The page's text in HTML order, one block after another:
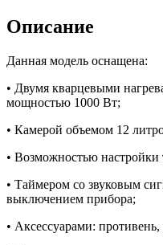
Описание
Данная модель оснащена:
• Двумя кварцевыми
мощностью 1000 Вт;
• Камерой объемом 12
• Возможностью настройки
• Таймером со звуковым
выключением прибора;
• Аксессуарами: противень,